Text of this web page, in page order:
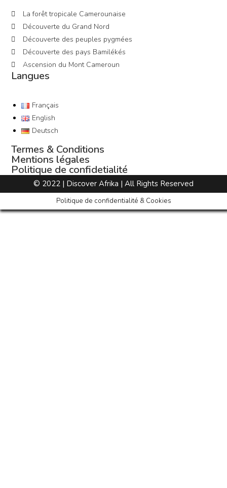
La forêt tropicale Camerounaise
Découverte du Grand Nord
Découverte des peuples pygmées
Découverte des pays Bamilékés
Ascension du Mont Cameroun
Langues
Français
English
Deutsch
Termes & Conditions
Mentions légales
Politique de confidetialité
© 2022 | Discover Afrika | All Rights Reserved
Politique de confidentialité & Cookies